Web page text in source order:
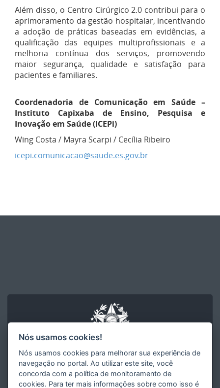
Além disso, o Centro Cirúrgico 2.0 contribui para o
aprimoramento da gestão hospitalar, incentivando
a adoção de práticas baseadas em evidências, a
qualificação das equipes multiprofissionais e a
melhoria contínua dos serviços, promovendo
maior segurança, qualidade e satisfação para
pacientes e familiares.
Coordenadoria de Comunicação em Saúde –
Instituto Capixaba de Ensino, Pesquisa e
Inovação em Saúde (ICEPi)
Wing Costa / Mayra Scarpi / Cecília Ribeiro
icepi.comunicacao@saude.es.gov.br
Instituto Capixaba de Ensino Pesquisa e Inovação em Saúde
- ICEPI
Nós usamos cookies!
Nós usamos cookies para melhorar sua experiência de
navegação no portal. Ao utilizar este site, você
concorda com a política de monitoramento de
cookies. Para ter mais informações sobre como isso é